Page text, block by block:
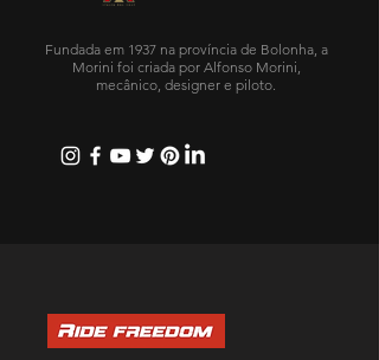
Fundada em 1937 na província de Bolonha, a
Morini foi criada por Alfonso Morini,
mecânico, designer e piloto.